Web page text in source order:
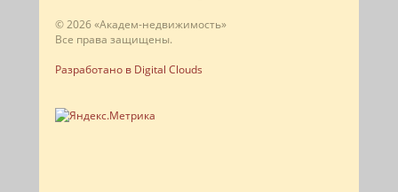
© 2026 «Академ-недвижимость»
Все права защищены.
Разработано в Digital Clouds